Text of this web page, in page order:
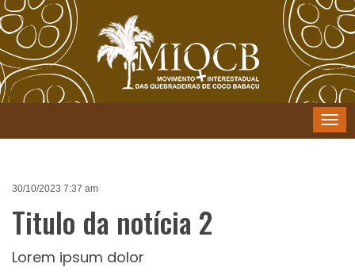
Menu
30/10/2023 7:37 am
Titulo da notícia 2
Lorem ipsum dolor